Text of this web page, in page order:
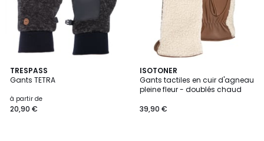
TRESPASS
Gants TETRA
à partir de
20,90 €
5
/
ISOTONER
Gants tactiles en cuir d'agneau
pleine fleur - doublés chaud
39,90 €